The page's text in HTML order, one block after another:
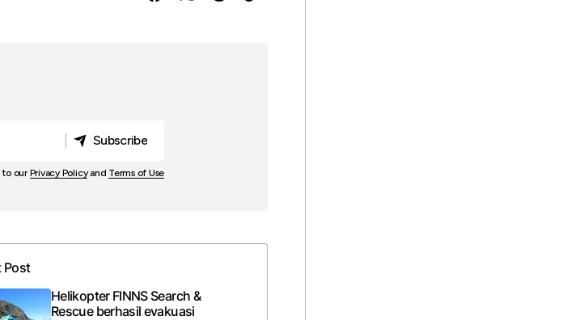
Subscribe
to ourPrivacy Policyand Terms of Use
Post
Helikopter FINNS Search &
Rescue berhasil evakuasi